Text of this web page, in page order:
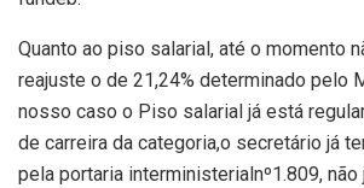
Quanto ao piso salarial, até o momento
reajuste o de 21,24% determinado pelo
nosso caso o Piso salarial já está
de carreira da categoria,o secretário já
pela portaria interministerialnº1.809,